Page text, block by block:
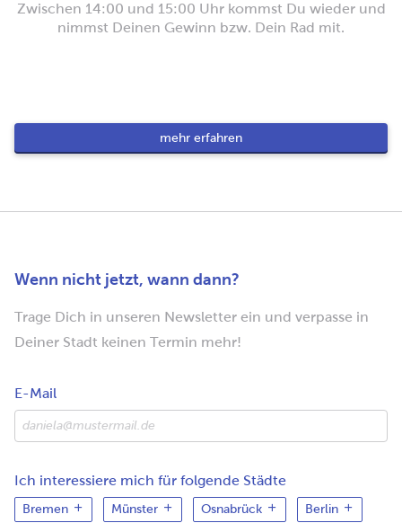
Zwischen 14:00 und 15:00 Uhr kommst Du wieder und
nimmst Deinen Gewinn bzw. Dein Rad mit.
mehr erfahren
Wenn nicht jetzt, wann dann?
Trage Dich in unseren Newsletter ein und verpasse in
Deiner Stadt keinen Termin mehr!
E-Mail
Ich interessiere mich für folgende Städte
Bremen Münster Osnabrück Berlin